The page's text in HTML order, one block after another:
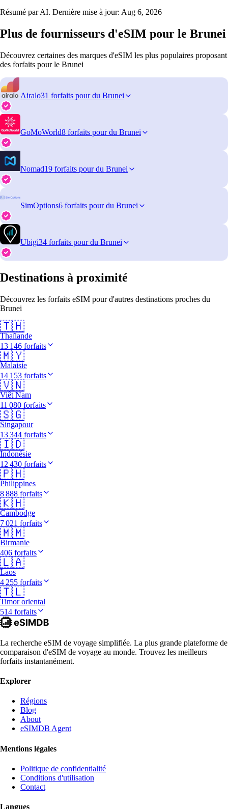
Résumé par AI. Dernière mise à jour: Aug 6, 2026
Plus de fournisseurs d'eSIM pour le Brunei
Découvrez certaines des marques d'eSIM les plus populaires proposant
des forfaits pour le Brunei
Airalo31 forfaits pour du Brunei
GoMoWorld8 forfaits pour du Brunei
Nomad19 forfaits pour du Brunei
SimOptions6 forfaits pour du Brunei
Ubigi34 forfaits pour du Brunei
Destinations à proximité
Découvrez les forfaits eSIM pour d'autres destinations proches du
Brunei
🇹🇭
Thaïlande
13 146 forfaits
🇲🇾
Malaisie
14 153 forfaits
🇻🇳
Viêt Nam
11 080 forfaits
🇸🇬
Singapour
13 344 forfaits
🇮🇩
Indonésie
12 430 forfaits
🇵🇭
Philippines
8 888 forfaits
🇰🇭
Cambodge
7 021 forfaits
🇲🇲
Birmanie
406 forfaits
🇱🇦
Laos
4 255 forfaits
🇹🇱
Timor oriental
514 forfaits
La recherche eSIM de voyage simplifiée. La plus grande plateforme de
comparaison d'eSIM de voyage au monde. Trouvez les meilleurs
forfaits instantanément.
Explorer
Régions
Blog
About
eSIMDB Agent
Mentions légales
Politique de confidentialité
Conditions d'utilisation
Contact
Langues